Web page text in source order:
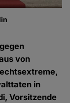
von
in
Vorsitzende